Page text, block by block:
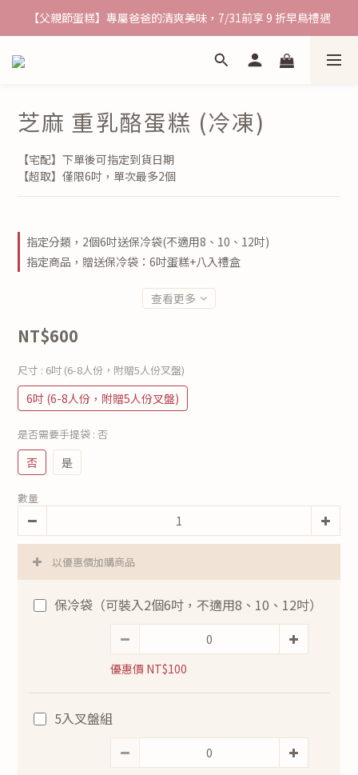
熱銷九宮格~ 宅配優惠送到家
【父親節蛋糕】專屬爸爸的清爽美味，7/31前享 9 折早鳥禮遇
熱銷九宮格~ 宅配優惠送到家
芝麻 重乳酪蛋糕 (冷凍)
【宅配】下單後可指定到貨日期
【超取】僅限6吋，單次最多2個
指定分類，2個6吋送保冷袋(不適用8、10、12吋)
指定商品，贈送保冷袋：6吋蛋糕+八入禮盒
查看更多
NT$600
尺寸 : 6吋 (6-8人份，附贈5人份叉盤)
6吋 (6-8人份，附贈5人份叉盤)
是否需要手提袋 : 否
否 是
數量
以優惠價加購商品
保冷袋（可裝入2個6吋，不適用8、10、12吋）
優惠價 NT$100
5入叉盤組